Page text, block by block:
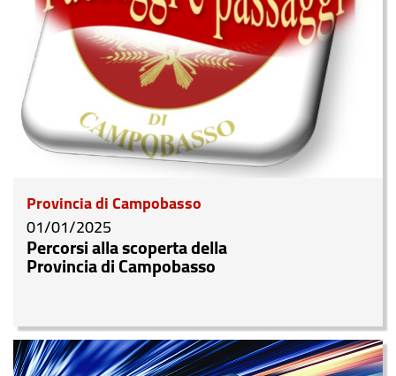
Provincia di Campobasso
01/01/2025
Percorsi alla scoperta della
Provincia di Campobasso